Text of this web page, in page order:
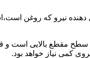
نیرو که روغن
مقطع بالایی است و
کمی نیاز خواهد بود.